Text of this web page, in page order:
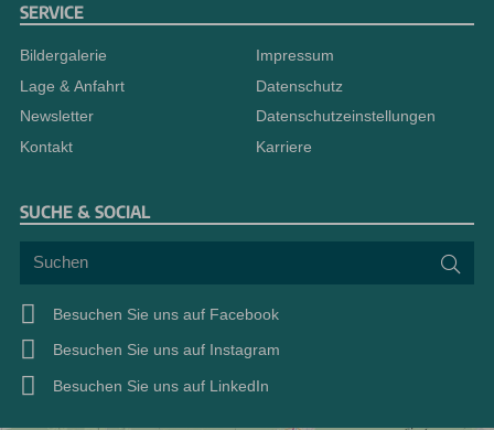
SERVICE
Bildergalerie
Lage & Anfahrt
Newsletter
Kontakt
Impressum
Datenschutz
Datenschutzeinstellungen
Karriere
SUCHE & SOCIAL
Suchen
Besuchen Sie uns auf Facebook
Besuchen Sie uns auf Instagram
Besuchen Sie uns auf LinkedIn